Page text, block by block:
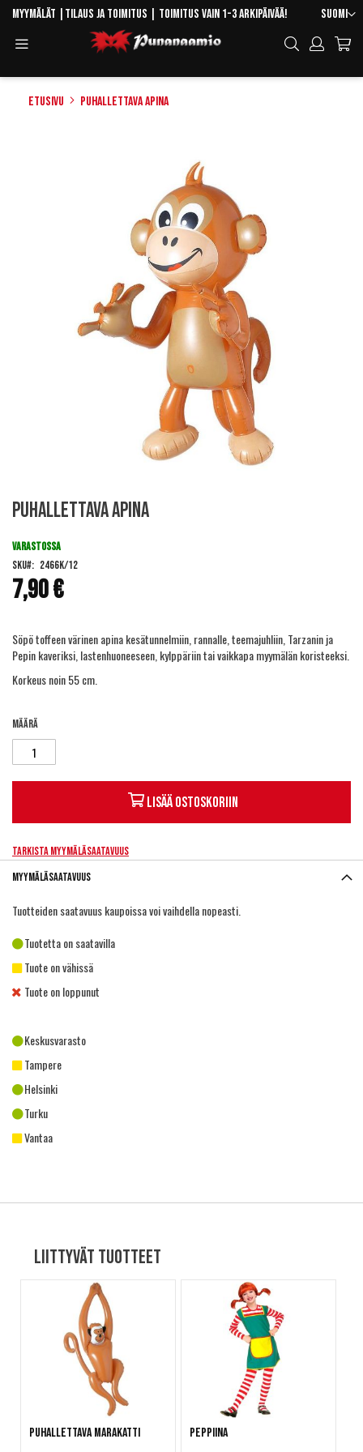
Skip
Content
Kieli
Suomi
Myymälät Tilaus ja toimitus | Toimitus vain 1-3 arkipäivää!
Hae
Etusivu Puhallettava apina
to
beginning
the
images
gallery
Puhallettava apina
7,90 €
VARASTOSSA
SKU
2466K/12
Söpö toffeen värinen apina kesätunnelmiin, rannalle, teemajuhliin, Tarzanin ja
Pepin kaveriksi, lastenhuoneeseen, kylppäriin tai vaikkapa myymälän koristeeksi.
Korkeus noin 55 cm.
Määrä
Lisää ostoskoriin
Tarkista myymäläsaatavuus
Myymäläsaatavuus
Tuotteiden saatavuus kaupoissa voi vaihdella nopeasti.
Tuotetta on saatavilla
Tuote on vähissä
Tuote on loppunut
Keskusvarasto
Tampere
Helsinki
Turku
Vantaa
Liittyvät tuotteet
Puhallettava marakatti Peppiina